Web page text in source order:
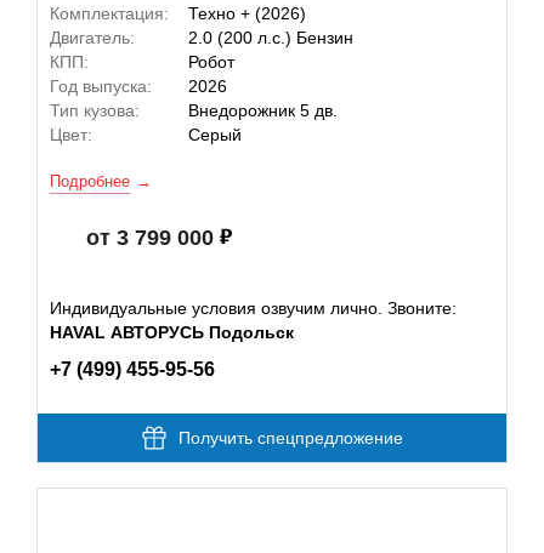
Комплектация:
Техно + (2026)
Двигатель:
2.0 (200 л.с.) Бензин
КПП:
Робот
Год выпуска:
2026
Тип кузова:
Внедорожник 5 дв.
Цвет:
Серый
Подробнее
от 3 799 000
Индивидуальные условия озвучим лично. Звоните:
HAVAL АВТОРУСЬ Подольск
+7 (499) 455-95-56
Получить спецпредложение